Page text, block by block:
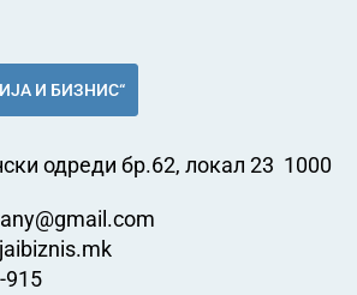
И БИЗНИС“
одреди бр.62, локал 23 1000
915